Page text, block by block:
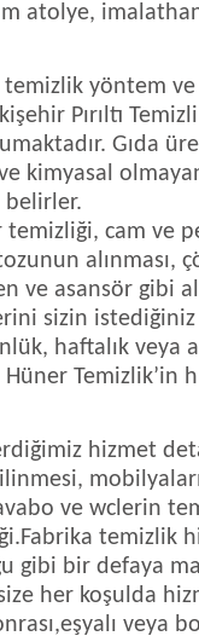
atolye,
temizlik yöntem
Pırıltı
Gıda
kimyasal
cam ve
alınması,
ve asansör gibi
sizin
haftalık veya
Temizlik’in
hizmet
ve wclerin
temizlik
gibi bir defaya
her koşulda
veya